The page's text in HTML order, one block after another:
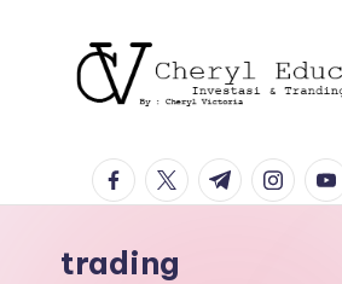
facebook.com
twitter.com
t.me
trading